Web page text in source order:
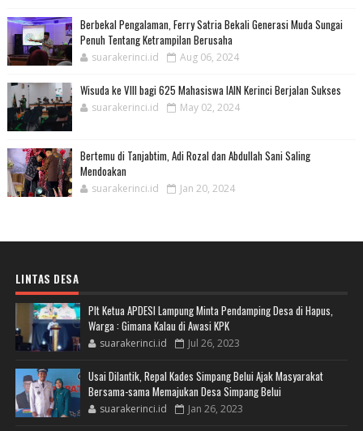
Berbekal Pengalaman, Ferry Satria Bekali Generasi Muda Sungai
Penuh Tentang Ketrampilan Berusaha
suarakerinci.id Aug 06, 2024
Wisuda ke VIII bagi 625 Mahasiswa IAIN Kerinci Berjalan Sukses
suarakerinci.id May 02, 2024
Bertemu di Tanjabtim, Adi Rozal dan Abdullah Sani Saling
Mendoakan
suarakerinci.id Jan 20, 2024
LINTAS DESA
Plt Ketua APDESI Lampung Minta Pendamping Desa di Hapus,
Warga : Gimana Kalau di Awasi KPK
suarakerinci.id Jul 26, 2023
Usai Dilantik, Repal Kades Simpang Belui Ajak Masyarakat
Bersama-sama Memajukan Desa Simpang Belui
suarakerinci.id Jan 26, 2023